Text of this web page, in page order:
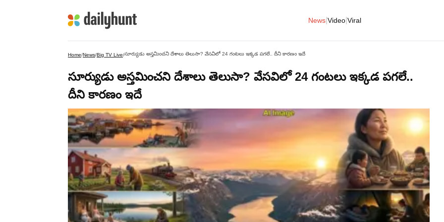
News Video Viral
Home/News/Big TV Live/సూర్యుడు అస్తమించని దేశాలు తెలుసా? వేసవిలో 24 గంటలు ఇక్కడ పగలే.. దీని కారణం ఇదే
సూర్యుడు అస్తమించని దేశాలు తెలుసా? వేసవిలో 24 గంటలు ఇక్కడ పగలే..
దీని కారణం ఇదే